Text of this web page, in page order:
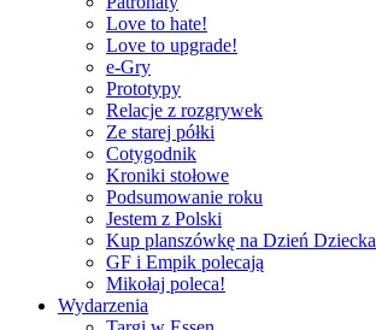
Love to hate!
Love to upgrade!
e-Gry
Prototypy
Relacje z rozgrywek
Ze starej półki
Cotygodnik
Kroniki stołowe
Podsumowanie roku
Jestem z Polski
Kup planszówkę na Dzień Dziecka
GF i Empik polecają
Mikołaj poleca!
Wydarzenia